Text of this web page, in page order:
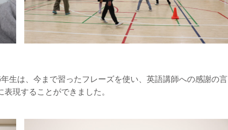
生は、今まで習ったフレーズを使い、英語講師への感謝の言
現することができました。